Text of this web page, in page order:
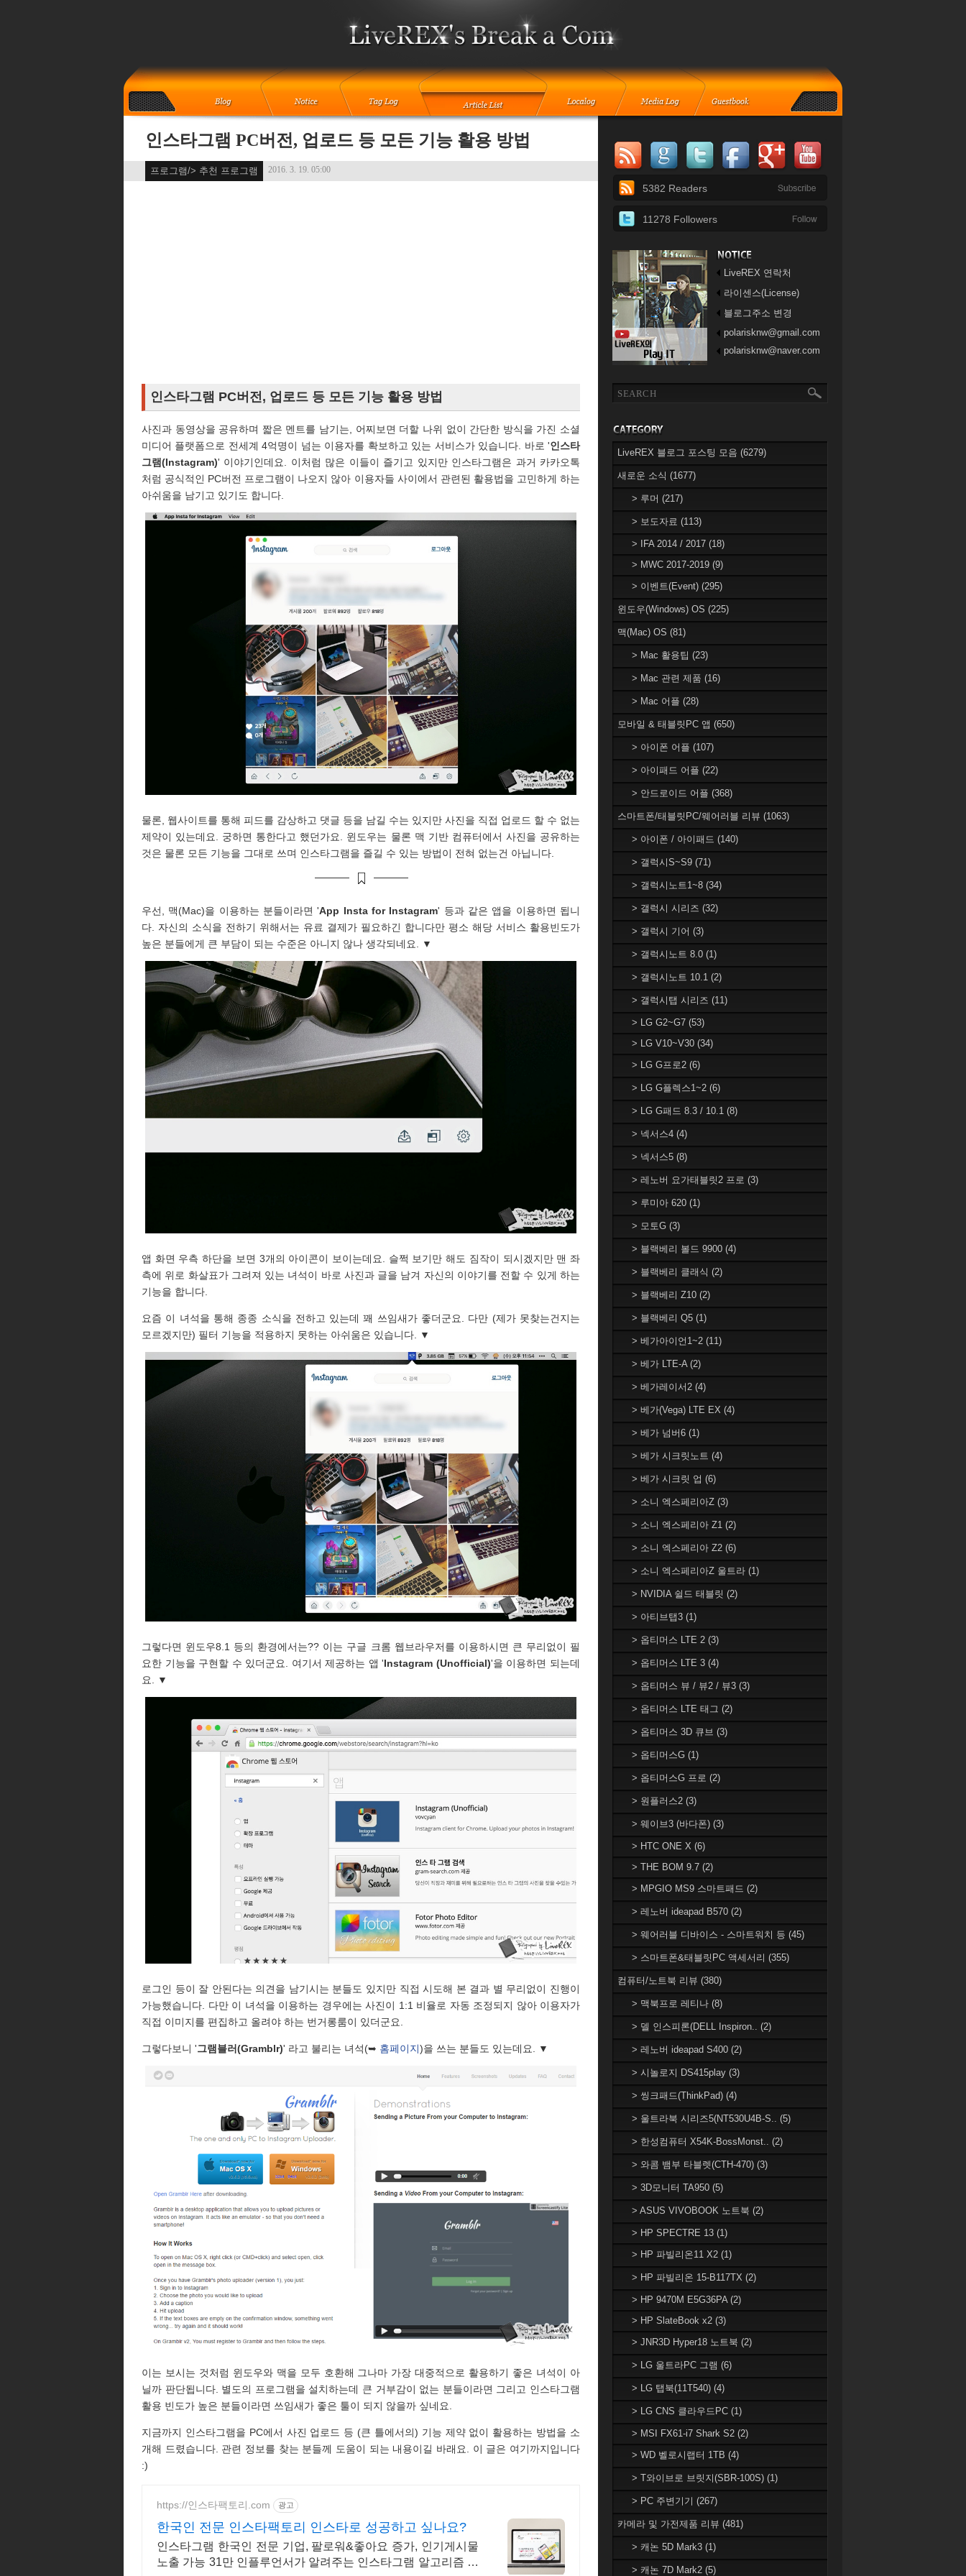
인스타그램 PC버전, 업로드 등 모든 기능 활용 방법
프로그램/> 추천 프로그램 2016. 3. 19. 05:00
인스타그램 PC버전, 업로드 등 모든 기능 활용 방법
사진과 동영상을 공유하며 짧은 멘트를 남기는, 어찌보면 더할 나위 없이 간단한 방식을 가진 소셜
미디어 플랫폼으로 전세계 4억명이 넘는 이용자를 확보하고 있는 서비스가 있습니다. 바로 '인스타
그램(Instagram)' 이야기인데요. 이처럼 많은 이들이 즐기고 있지만 인스타그램은 과거 카카오톡
처럼 공식적인 PC버전 프로그램이 나오지 않아 이용자들 사이에서 관련된 활용법을 고민하게 하는
아쉬움을 남기고 있기도 합니다.
물론, 웹사이트를 통해 피드를 감상하고 댓글 등을 남길 수는 있지만 사진을 직접 업로드 할 수 없는
제약이 있는데요. 궁하면 통한다고 했던가요. 윈도우는 물론 맥 기반 컴퓨터에서 사진을 공유하는
것은 물론 모든 기능을 그대로 쓰며 인스타그램을 즐길 수 있는 방법이 전혀 없는건 아닙니다.
우선, 맥(Mac)을 이용하는 분들이라면 'App Insta for Instagram' 등과 같은 앱을 이용하면 됩니
다. 자신의 소식을 전하기 위해서는 유료 결제가 필요하긴 합니다만 평소 해당 서비스 활용빈도가
높은 분들에게 큰 부담이 되는 수준은 아니지 않나 생각되네요. ▼
앱 화면 우측 하단을 보면 3개의 아이콘이 보이는데요. 슬쩍 보기만 해도 짐작이 되시겠지만 맨 좌
측에 위로 화살표가 그려져 있는 녀석이 바로 사진과 글을 남겨 자신의 이야기를 전할 수 있게 하는
기능을 합니다.
요즘 이 녀석을 통해 종종 소식을 전하고 있는데 꽤 쓰임새가 좋더군요. 다만 (제가 못찾는건지는
모르겠지만) 필터 기능을 적용하지 못하는 아쉬움은 있습니다. ▼
그렇다면 윈도우8.1 등의 환경에서는?? 이는 구글 크롬 웹브라우저를 이용하시면 큰 무리없이 필
요한 기능을 구현할 수 있더군요. 여기서 제공하는 앱 'Instagram (Unofficial)'을 이용하면 되는데
요. ▼
로그인 등이 잘 안된다는 의견을 남기시는 분들도 있지만 직접 시도해 본 결과 별 무리없이 진행이
가능했습니다. 다만 이 녀석을 이용하는 경우에는 사진이 1:1 비율로 자동 조정되지 않아 이용자가
직접 이미지를 편집하고 올려야 하는 번거롱룸이 있더군요.
그렇다보니 '그램블러(Gramblr)' 라고 불리는 녀석(➥ 홈페이지)을 쓰는 분들도 있는데요. ▼
이는 보시는 것처럼 윈도우와 맥을 모두 호환해 그나마 가장 대중적으로 활용하기 좋은 녀석이 아
닐까 판단됩니다. 별도의 프로그램을 설치하는데 큰 거부감이 없는 분들이라면 그리고 인스타그램
활용 빈도가 높은 분들이라면 쓰임새가 좋은 툴이 되지 않을까 싶네요.
지금까지 인스타그램을 PC에서 사진 업로드 등 (큰 틀에서의) 기능 제약 없이 활용하는 방법을 소
개해 드렸습니다. 관련 정보를 찾는 분들께 도움이 되는 내용이길 바래요. 이 글은 여기까지입니다
:)
https://인스타팩토리.com 광고
한국인 전문 인스타팩토리 인스타로 성공하고 싶나요?
인스타그램 한국인 전문 기업, 팔로워&좋아요 증가, 인기게시물
노출 가능 31만 인플루언서가 알려주는 인스타그램 알고리즘 기
5382 Readers
11278 Followers
LiveREX 연락처
라이센스(License)
블로그주소 변경
polarisknw@gmail.com
polarisknw@naver.com
LiveREX 블로그 포스팅 모음 (6279)
새로운 소식 (1677)
> 루머 (217)
> 보도자료 (113)
> IFA 2014 / 2017 (18)
> MWC 2017-2019 (9)
> 이벤트(Event) (295)
윈도우(Windows) OS (225)
맥(Mac) OS (81)
> Mac 활용팁 (23)
> Mac 관련 제품 (16)
> Mac 어플 (28)
모바일 & 태블릿PC 앱 (650)
> 아이폰 어플 (107)
> 아이패드 어플 (22)
> 안드로이드 어플 (368)
스마트폰/태블릿PC/웨어러블 리뷰 (1063)
> 아이폰 / 아이패드 (140)
> 갤럭시S~S9 (71)
> 갤럭시노트1~8 (34)
> 갤럭시 시리즈 (32)
> 갤럭시 기어 (3)
> 갤럭시노트 8.0 (1)
> 갤럭시노트 10.1 (2)
> 갤럭시탭 시리즈 (11)
> LG G2~G7 (53)
> LG V10~V30 (34)
> LG G프로2 (6)
> LG G플렉스1~2 (6)
> LG G패드 8.3 / 10.1 (8)
> 넥서스4 (4)
> 넥서스5 (8)
> 레노버 요가태블릿2 프로 (3)
> 루미아 620 (1)
> 모토G (3)
> 블랙베리 볼드 9900 (4)
> 블랙베리 클래식 (2)
> 블랙베리 Z10 (2)
> 블랙베리 Q5 (1)
> 베가아이언1~2 (11)
> 베가 LTE-A (2)
> 베가레이서2 (4)
> 베가(Vega) LTE EX (4)
> 베가 넘버6 (1)
> 베가 시크릿노트 (4)
> 베가 시크릿 업 (6)
> 소니 엑스페리아Z (3)
> 소니 엑스페리아 Z1 (2)
> 소니 엑스페리아 Z2 (6)
> 소니 엑스페리아Z 울트라 (1)
> NVIDIA 쉴드 태블릿 (2)
> 아티브탭3 (1)
> 옵티머스 LTE 2 (3)
> 옵티머스 LTE 3 (4)
> 옵티머스 뷰 / 뷰2 / 뷰3 (3)
> 옵티머스 LTE 태그 (2)
> 옵티머스 3D 큐브 (3)
> 옵티머스G (1)
> 옵티머스G 프로 (2)
> 원플러스2 (3)
> 웨이브3 (바다폰) (3)
> HTC ONE X (6)
> THE BOM 9.7 (2)
> MPGIO MS9 스마트패드 (2)
> 레노버 ideapad B570 (2)
> 웨어러블 디바이스 - 스마트워치 등 (45)
> 스마트폰&태블릿PC 액세서리 (355)
컴퓨터/노트북 리뷰 (380)
> 맥북프로 레티나 (8)
> 델 인스피론(DELL Inspiron.. (2)
> 레노버 ideapad S400 (2)
> 시놀로지 DS415play (3)
> 씽크패드(ThinkPad) (4)
> 울트라북 시리즈5(NT530U4B-S.. (5)
> 한성컴퓨터 X54K-BossMonst.. (2)
> 와콤 뱀부 타블렛(CTH-470) (3)
> 3D모니터 TA950 (5)
> ASUS VIVOBOOK 노트북 (2)
> HP SPECTRE 13 (1)
> HP 파빌리온11 X2 (1)
> HP 파빌리온 15-B117TX (2)
> HP 9470M E5G36PA (2)
> HP SlateBook x2 (3)
> JNR3D Hyper18 노트북 (2)
> LG 울트라PC 그램 (6)
> LG 탭북(11T540) (4)
> LG CNS 클라우드PC (1)
> MSI FX61-i7 Shark S2 (2)
> WD 벨로시랩터 1TB (4)
> T와이브로 브릿지(SBR-100S) (1)
> PC 주변기기 (267)
카메라 및 가전제품 리뷰 (481)
> 캐논 5D Mark3 (1)
> 캐논 7D Mark2 (5)